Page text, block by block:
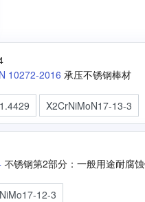
10272-2016 承压不锈钢棒材
1.4429 X2CrNiMoN17-13-3
不锈钢第2部分：一般⽤途耐腐
12-3